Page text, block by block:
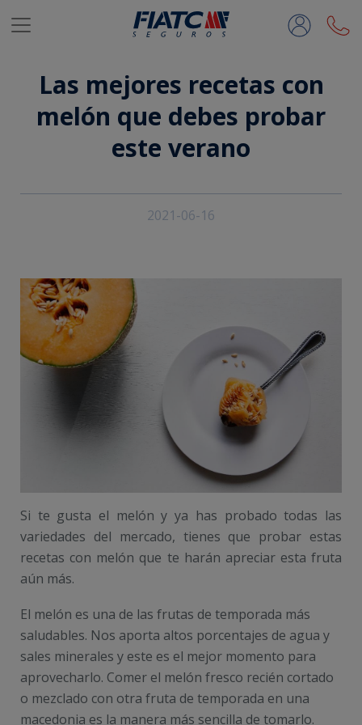
Saltar al contenido principal
Las mejores recetas con
melón que debes probar
este verano
2021-06-16
Si te gusta el melón y ya has probado todas las
variedades del mercado, tienes que probar estas
recetas con melón que te harán apreciar esta fruta
aún más.
El melón es una de las frutas de temporada más
saludables. Nos aporta altos porcentajes de agua y
sales minerales y este es el mejor momento para
aprovecharlo. Comer el melón fresco recién cortado
o mezclado con otra fruta de temporada en una
macedonia es la manera más sencilla de tomarlo.